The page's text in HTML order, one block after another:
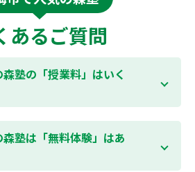
あるご質問
塾の「授業料」はいく
状況、校舎によって変わります。森
らのページよりお問合わせくださ
ルで【すぐ】にご確認いただけま
塾は「無料体験」はあ